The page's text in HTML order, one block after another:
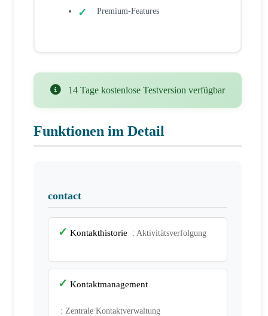
Premium-Features
14 Tage kostenlose Testversion verfügbar
Funktionen im Detail
contact
Kontakthistorie : Aktivitätsverfolgung
Kontaktmanagement
: Zentrale Kontaktverwaltung